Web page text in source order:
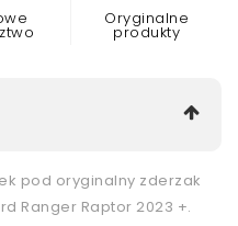
Oryginalne
produkty
pod oryginalny zderzak
Ranger Raptor 2023 +.